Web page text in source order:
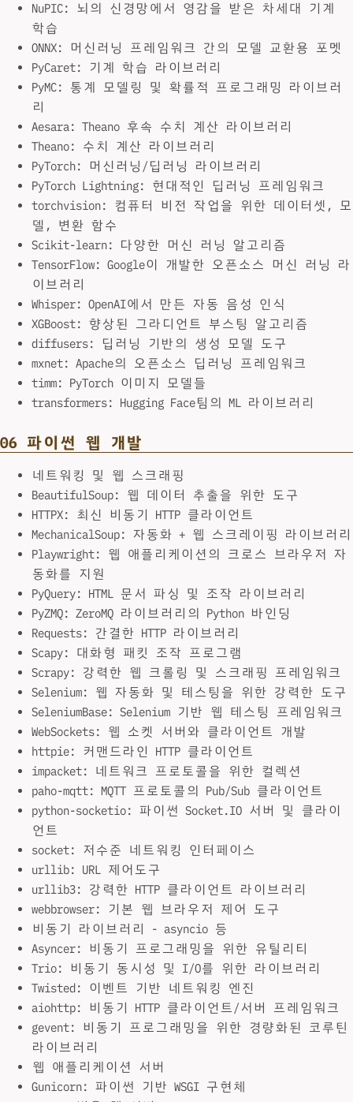
NuPIC: 뇌의 신경망에서 영감을 받은 차세대 기계
학습
ONNX: 머신러닝 프레임워크 간의 모델 교환용 포멧
PyCaret: 기계 학습 라이브러리
PyMC: 통계 모델링 및 확률적 프로그래밍 라이브러
리
Aesara: Theano 후속 수치 계산 라이브러리
Theano: 수치 계산 라이브러리
PyTorch: 머신러닝/딥러닝 라이브러리
PyTorch Lightning: 현대적인 딥러닝 프레임워크
torchvision: 컴퓨터 비전 작업을 위한 데이터셋, 모
델, 변환 함수
Scikit-learn: 다양한 머신 러닝 알고리즘
TensorFlow: Google이 개발한 오픈소스 머신 러닝 라
이브러리
Whisper: OpenAI에서 만든 자동 음성 인식
XGBoost: 향상된 그라디언트 부스팅 알고리즘
diffusers: 딥러닝 기반의 생성 모델 도구
mxnet: Apache의 오픈소스 딥러닝 프레임워크
timm: PyTorch 이미지 모델들
transformers: Hugging Face팀의 ML 라이브러리
06 파이썬 웹 개발
네트워킹 및 웹 스크래핑
BeautifulSoup: 웹 데이터 추출을 위한 도구
HTTPX: 최신 비동기 HTTP 클라이언트
MechanicalSoup: 자동화 + 웹 스크레이핑 라이브러리
Playwright: 웹 애플리케이션의 크로스 브라우저 자
동화를 지원
PyQuery: HTML 문서 파싱 및 조작 라이브러리
PyZMQ: ZeroMQ 라이브러리의 Python 바인딩
Requests: 간결한 HTTP 라이브러리
Scapy: 대화형 패킷 조작 프로그램
Scrapy: 강력한 웹 크롤링 및 스크래핑 프레임워크
Selenium: 웹 자동화 및 테스팅을 위한 강력한 도구
SeleniumBase: Selenium 기반 웹 테스팅 프레임워크
WebSockets: 웹 소켓 서버와 클라이언트 개발
httpie: 커맨드라인 HTTP 클라이언트
impacket: 네트워크 프로토콜을 위한 컬렉션
paho-mqtt: MQTT 프로토콜의 Pub/Sub 클라이언트
python-socketio: 파이썬 Socket.IO 서버 및 클라이
언트
socket: 저수준 네트워킹 인터페이스
urllib: URL 제어도구
urllib3: 강력한 HTTP 클라이언트 라이브러리
webbrowser: 기본 웹 브라우저 제어 도구
비동기 라이브러리 - asyncio 등
Asyncer: 비동기 프로그래밍을 위한 유틸리티
Trio: 비동기 동시성 및 I/O를 위한 라이브러리
Twisted: 이벤트 기반 네트워킹 엔진
aiohttp: 비동기 HTTP 클라이언트/서버 프레임워크
gevent: 비동기 프로그래밍을 위한 경량화된 코루틴
라이브러리
웹 애플리케이션 서버
Gunicorn: 파이썬 기반 WSGI 구현체